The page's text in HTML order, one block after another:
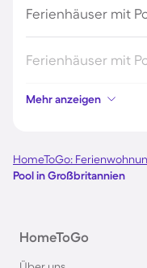
Ferienhäuser mit
Ferienhäuser mit
Ferienhäuser mit
Ferienhäuser mit
Ferienhäuser mit
Mehr anzeigen
HomeToGo:
Pool in Großbritannien
HomeToGo